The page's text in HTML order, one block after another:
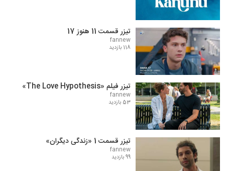
تیزر قسمت 11 هنوز 17
fannew
118 بازدید
تیزر فیلم «The Love Hypothesis»
fannew
53 بازدید
تیزر قسمت 1 «زندگی دیگران»
fannew
99 بازدید